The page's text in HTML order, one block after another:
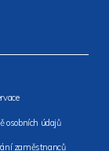
osobních údajů
zaměstnanců